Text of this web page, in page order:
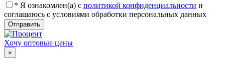
* Я ознакомлен(а) с политикой конфиденциальности и
соглашаюсь с условиями обработки персональных данных
Отправить
Хочу оптовые цены
×